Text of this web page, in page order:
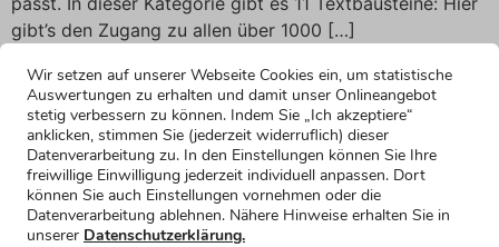
gibt’s den Zugang zu allen über 1000 […]
Wir setzen auf unserer Webseite Cookies ein, um statistische
Auswertungen zu erhalten und damit unser Onlineangebot
stetig verbessern zu können. Indem Sie „Ich akzeptiere“
anklicken, stimmen Sie (jederzeit widerruflich) dieser
Datenverarbeitung zu. In den Einstellungen können Sie Ihre
freiwillige Einwilligung jederzeit individuell anpassen. Dort
können Sie auch Einstellungen vornehmen oder die
Datenverarbeitung ablehnen. Nähere Hinweise erhalten Sie in
unserer Datenschutzerklärung.